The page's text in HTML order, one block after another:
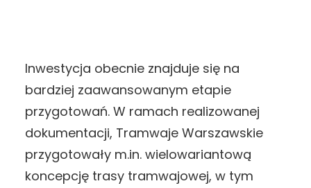
Inwestycja obecnie znajduje się na
bardziej zaawansowanym etapie
przygotowań. W ramach realizowanej
dokumentacji, Tramwaje Warszawskie
przygotowały m.in. wielowariantową
koncepcję trasy tramwajowej, w tym